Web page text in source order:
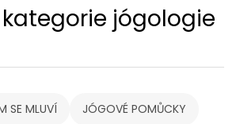
jógologie
SE MLUVÍ JÓGOVÉ POMŮCKY